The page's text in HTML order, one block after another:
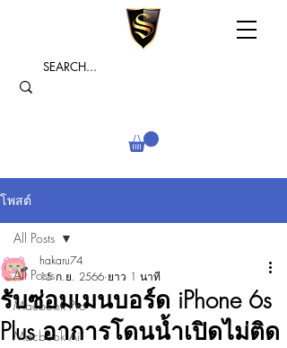
โพสต์
All Posts
Macbook Pro
Macbook Air
All Posts
รับซ่อมเมนบอร์ด iPhone 6s
Plus อาการโดนน้ำเปิดไม่ติด
hakaru74
15 ก.ย. 2566 ยาว 1 นาที